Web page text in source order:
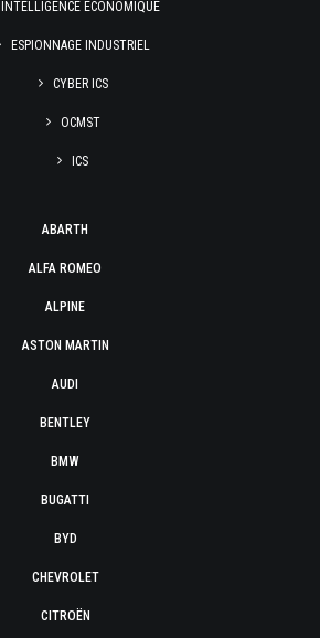
INTELLIGENCE ÉCONOMIQUE
ESPIONNAGE INDUSTRIEL
CYBER ICS
OCMST
ICS
ABARTH
ALFA ROMEO
ALPINE
ASTON MARTIN
AUDI
BENTLEY
BMW
BUGATTI
BYD
CHEVROLET
CITROËN